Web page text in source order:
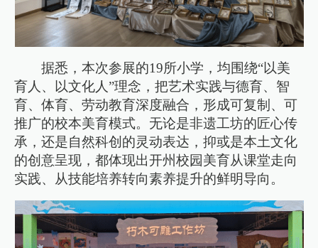
据悉，本次参展的19所小学，均围绕“以美
育人、以文化人”理念，把艺术实践与德育、智
育、体育、劳动教育深度融合，形成可复制、可
推广的校本美育模式。无论是非遗工坊的匠心传
承，还是自然科创的灵动表达，抑或是本土文化
的创意呈现，都体现出开州校园美育从课堂走向
实践、从技能培养转向素养提升的鲜明导向。